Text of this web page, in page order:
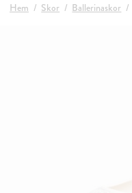
Hem Skor Ballerinaskor